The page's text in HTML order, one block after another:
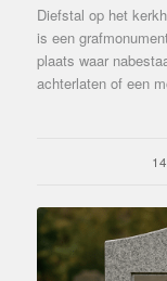
Diefstal op het
is een
plaats waar
achterlaten of een